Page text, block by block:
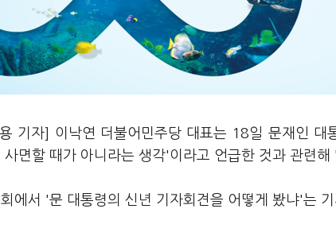
기자] 이낙연 더불어민주당 대표는 18일 문재인 대
면할 때가 아니라는 생각'이라고 언급한 것과 관련
에서 '문 대통령의 신년 기자회견을 어떻게 봤냐'는